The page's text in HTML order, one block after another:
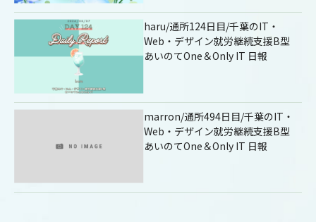
haru/通所124日目/千葉のIT・
Web・デザイン就労継続支援B型
あいのてOne＆Only IT 日報
marron/通所494日目/千葉のIT・
Web・デザイン就労継続支援B型
あいのてOne＆Only IT 日報